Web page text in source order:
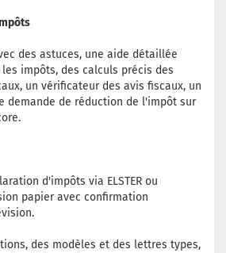
des astuces, une aide détaillée
impôts, des calculs précis des
un vérificateur des avis fiscaux, un
demande de réduction de l'impôt sur
d'impôts via ELSTER ou
papier avec confirmation
des modèles et des lettres types,